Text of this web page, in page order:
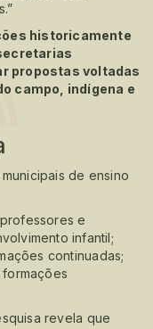
historicamente
propostas voltadas
campo, indígena e
de ensino
e
infantil;
continuadas;
revela que